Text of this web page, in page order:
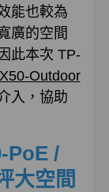
能也較為
廣的空間
此本次 TP-
Outdoor
入，協助
PoE /
大空間